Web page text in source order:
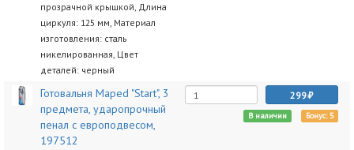
прозрачной крышкой, Длина
циркуля: 125 мм, Материал
изготовления: сталь
никелированная, Цвет
деталей: черный
Готовальня Maped "Start", 3
предмета, ударопрочный
пенал с европодвесом,
197512
299
В наличии Бонус: 5